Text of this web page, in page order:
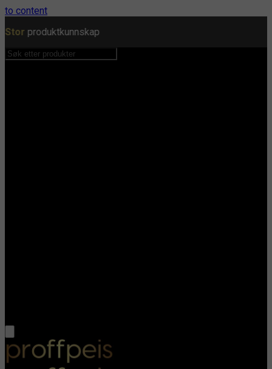
to content
Stor produktkunnskap